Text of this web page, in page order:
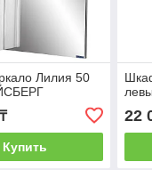
Лилия 50
Купить
22